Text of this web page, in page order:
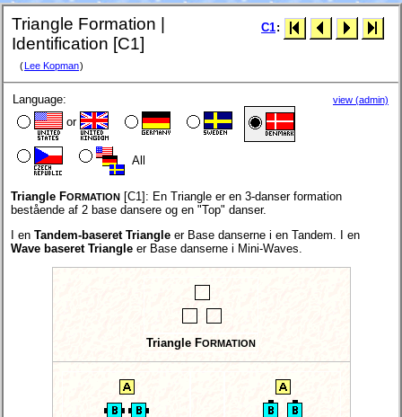
Triangle Formation |
Identification [C1]
( Lee Kopman)
C1:
Language:
or
All
view (admin)
Triangle FORMATION [C1]: En Triangle er en 3-danser formation
bestående af 2 base dansere og en "Top" danser.
I en Tandem-baseret Triangle er Base danserne i en Tandem. I en
Wave baseret Triangle er Base danserne i Mini-Waves.
Triangle FORMATION